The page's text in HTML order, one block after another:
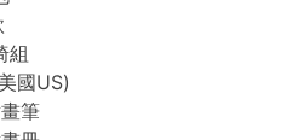
組
國US)
筆